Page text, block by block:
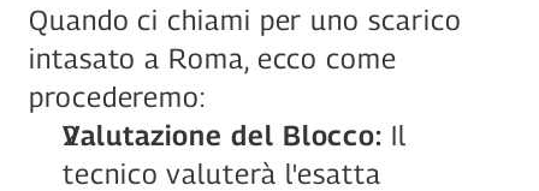
Quando ci chiami per uno scarico
intasato a Roma, ecco come
procederemo:
Valutazione del Blocco: Il
tecnico valuterà l'esatta